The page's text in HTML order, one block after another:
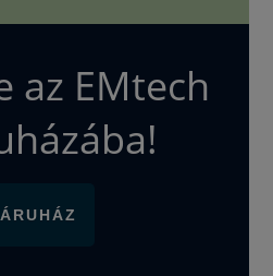
szakorvos,
Kínai
Biofizikai
az EMtech